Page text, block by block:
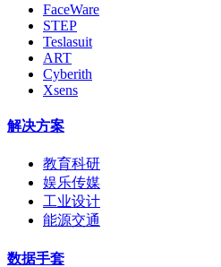
FaceWare
STEP
Teslasuit
ART
Cyberith
Xsens
解决方案
教育科研
娱乐传媒
工业设计
能源交通
数据手套